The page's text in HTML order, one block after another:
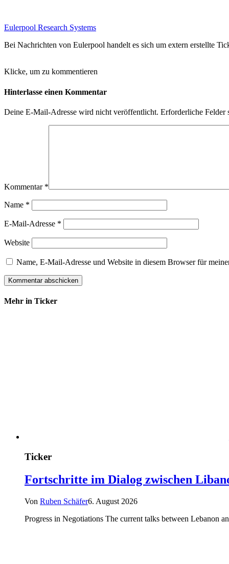
Eulerpool Research Systems
Bei Nachrichten von Eulerpool handelt es sich um extern erstellte
Klicke, um zu kommentieren
Hinterlasse einen Kommentar
Deine E-Mail-Adresse wird nicht veröffentlicht. Erforderliche Felder
Kommentar *
Name *
E-Mail-Adresse *
Website
Name, E-Mail-Adresse und Website in diesem Browser für
Mehr in Ticker
Ticker
Fortschritte im Dialog zwischen
Von Ruben Schäfer6. August 2026
Progress in Negotiations The current talks between Lebanon